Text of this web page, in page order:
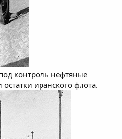
контроль нефтяные
иранского флота.